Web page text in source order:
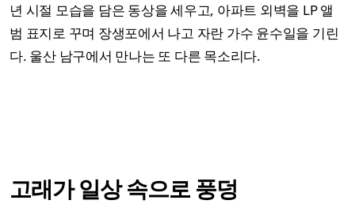
년 시절 모습을 담은 동상을 세우고, 아파트 외벽을 LP 앨
범 표지로 꾸며 장생포에서 나고 자란 가수 윤수일을 기린
다. 울산 남구에서 만나는 또 다른 목소리다.
고래가 일상 속으로 풍덩